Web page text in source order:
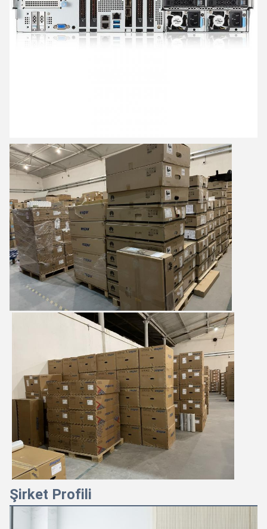
Şirket Profili